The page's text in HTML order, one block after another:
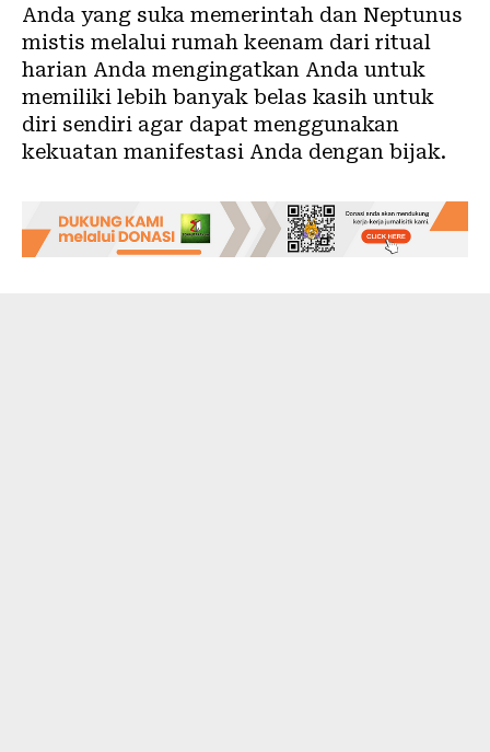
Anda yang suka memerintah dan Neptunus
mistis melalui rumah keenam dari ritual
harian Anda mengingatkan Anda untuk
memiliki lebih banyak belas kasih untuk
diri sendiri agar dapat menggunakan
kekuatan manifestasi Anda dengan bijak.